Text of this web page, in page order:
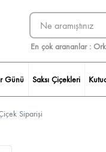
En çok arananlar :
Günü Saksı Çiçekleri
Siparişi